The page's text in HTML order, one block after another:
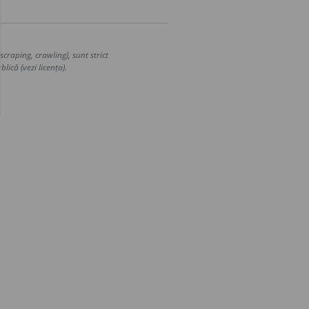
crawling), sunt strict
(vezi licența).